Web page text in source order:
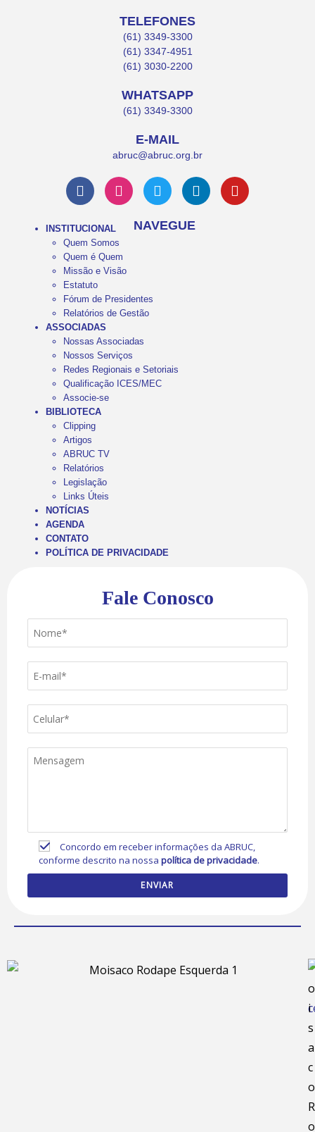
TELEFONES
(61) 3349-3300
(61) 3347-4951
(61) 3030-2200
WHATSAPP
(61) 3349-3300
E-MAIL
abruc@abruc.org.br
NAVEGUE
INSTITUCIONAL
Quem Somos
Quem é Quem
Missão e Visão
Estatuto
Fórum de Presidentes
Relatórios de Gestão
ASSOCIADAS
Nossas Associadas
Nossos Serviços
Redes Regionais e Setoriais
Qualificação ICES/MEC
Associe-se
BIBLIOTECA
Clipping
Artigos
ABRUC TV
Relatórios
Legislação
Links Úteis
NOTÍCIAS
AGENDA
CONTATO
POLÍTICA DE PRIVACIDADE
Fale Conosco
Concordo em receber informações da ABRUC,
conforme descrito na nossapolítica de privacidade.